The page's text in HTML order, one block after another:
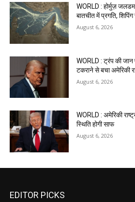
WORLD : होर्मुज़
बातचीत में प्रगति,
August 6, 2026
WORLD : ट्रंप की
टकराने से बचा अमेरिकी
August 6, 2026
WORLD : अमेरिकी
स्थिति होगी साफ
August 6, 2026
EDITOR PICKS